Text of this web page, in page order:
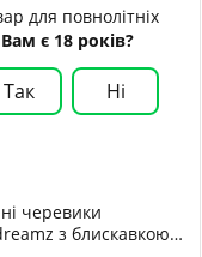
для повнолітніх
Вам є 18 років?
Так Ні
черевики
з блискавкою